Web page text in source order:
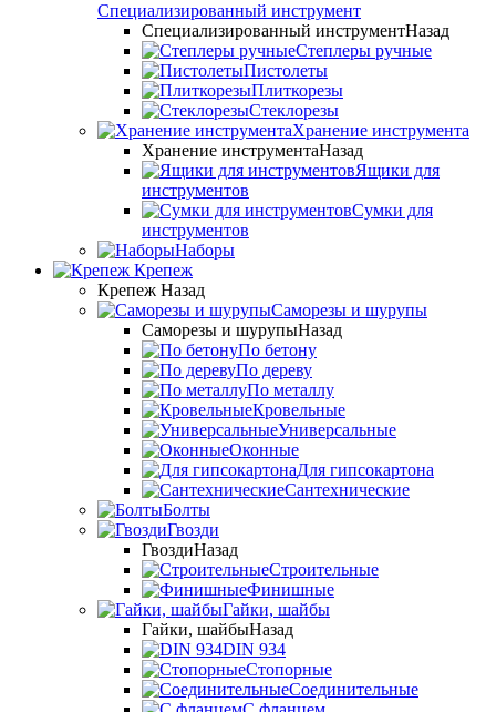
Специализированный инструмент
Специализированный инструментНазад
Степлеры ручные
Пистолеты
Плиткорезы
Стеклорезы
Хранение инструмента
Хранение инструментаНазад
Ящики для
инструментов
Сумки для
инструментов
Наборы
Крепеж
Крепеж Назад
Саморезы и шурупы
Саморезы и шурупыНазад
По бетону
По дереву
По металлу
Кровельные
Универсальные
Оконные
Для гипсокартона
Сантехнические
Болты
Гвозди
ГвоздиНазад
Cтроительные
Финишные
Гайки, шайбы
Гайки, шайбыНазад
DIN 934
Стопорные
Соединительные